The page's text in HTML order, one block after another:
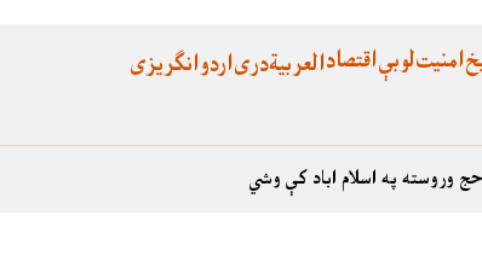
اقتصادلوبېامنیت انگریزیاردودریالعربية
وروسته په اسلام اباد کې وشي